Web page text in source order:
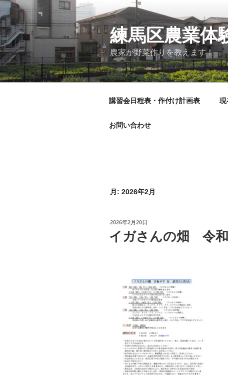
コ
ン
テ
ン
ツ
へ
ス
練馬区農業
農家が野菜作りを教えます！
講習会日程表・作付け計画表 現
お問い合わせ
月: 2026年2月
投
日:
2026年2月20日
イガさんの畑 令